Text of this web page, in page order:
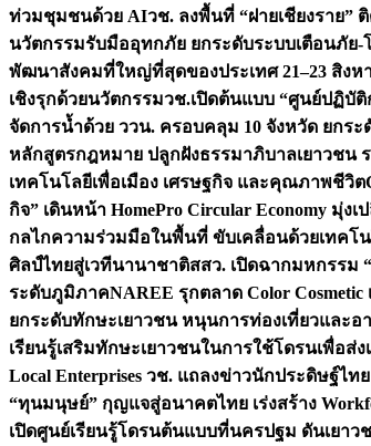
ท่วมชุมชนด้วย AIวช. ลงพื้นที่ “ฝายเชียงราย
นวัตกรรมรับมืออุทกภัย ยกระดับระบบเตือนภัย
พัฒนาสังคมที่ใหญ่ที่สุดของประเทศ 21–23 สิง
เชิงรุกด้วยนวัตกรรมวช.เปิดต้นแบบ “ศูนย์ปฏิบัติ
จัดการน้ำด้วย ววน. ครอบคลุม 10 จังหวัด ยกร
หลักสูตรกฎหมาย ปลูกฝังธรรมาภิบาลเยาวชน ร
เทคโนโลยีเพื่อเมือง เศรษฐกิจ และคุณภาพชีวิต
กิจ” เดินหน้า HomePro Circular Economy มุ่
กลไกความร่วมมือในพื้นที่ ขับเคลื่อนด้วยเทคโ
ศิลป์ไทยสู่เวทีนานาชาติสสว. เปิดฉากมหกรรม
ระดับภูมิภาคNAREE รุกตลาด Color Cosmetic
ยกระดับทักษะเยาวชน หนุนการท่องเที่ยวและ
เรียนรู้เสริมทักษะเยาวชนในการใช้โดรนเพื่อ
Local Enterprises วช. แถลงข่าวนักประดิษฐ์ไทย
“ทุนมนุษย์” กุญแจสู่อนาคตไทย เร่งสร้าง
เปิดศูนย์เรียนรู้โดรนต้นแบบที่นครปฐม ดันเยา